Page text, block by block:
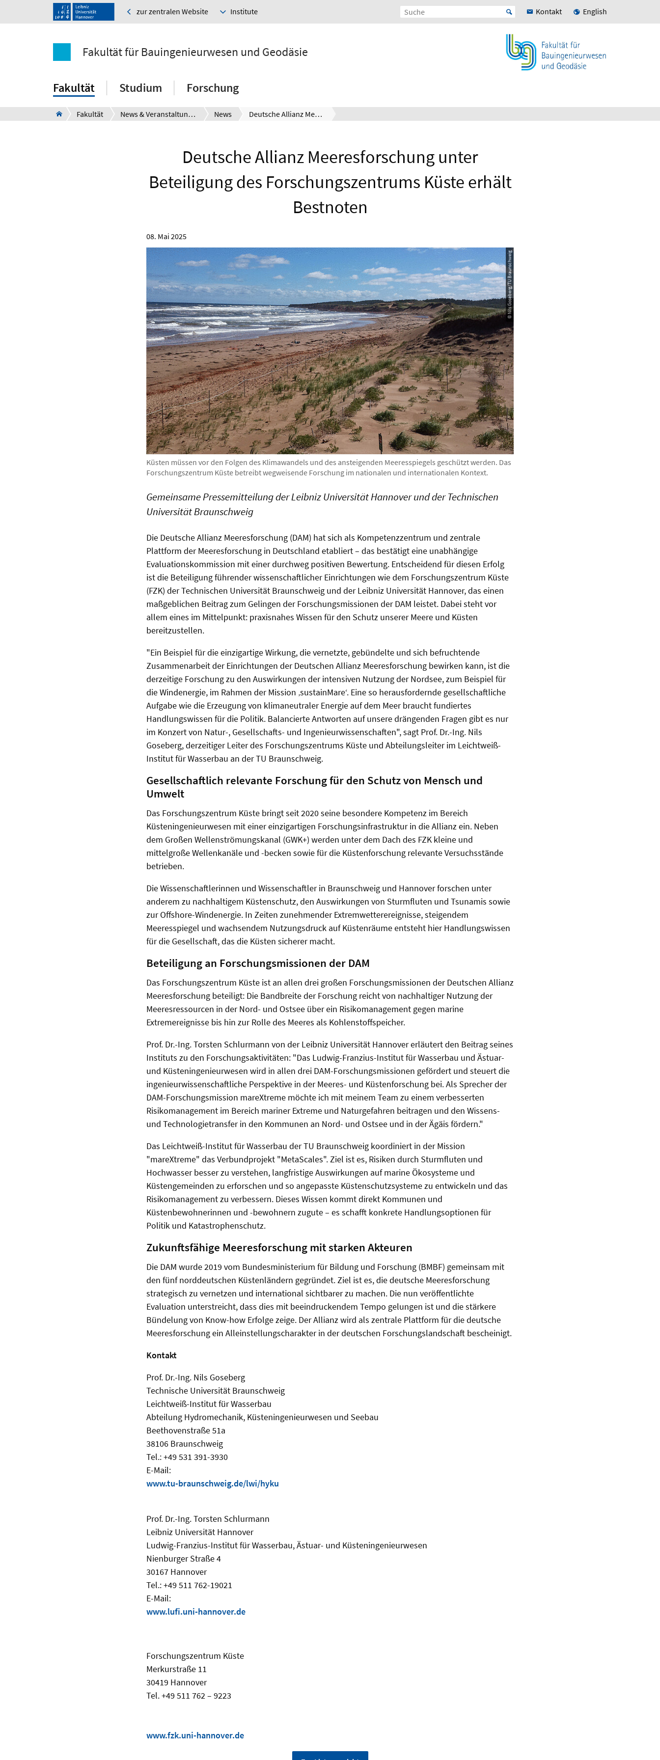
zur zentralen Website Institute Kontakt English
Fakultät für Bauingenieurwesen und Geodäsie
Fakultät Studium Forschung
Fakultät News & Veranstaltungen News Deutsche Allianz Meeresforschung unter Beteiligung des Forschungszentrums Küste erhält Bestnoten
Deutsche Allianz Meeresforschung unter
Beteiligung des Forschungszentrums Küste erhält
Bestnoten
08. Mai 2025
© Nils Goseberg/TU Braunschweig
Küsten müssen vor den Folgen des Klimawandels und des ansteigenden Meeresspiegels geschützt werden. Das
Forschungszentrum Küste betreibt wegweisende Forschung im nationalen und internationalen Kontext.
Gemeinsame Pressemitteilung der Leibniz Universität Hannover und der Technischen
Universität Braunschweig
Die Deutsche Allianz Meeresforschung (DAM) hat sich als Kompetenzzentrum und zentrale
Plattform der Meeresforschung in Deutschland etabliert – das bestätigt eine unabhängige
Evaluationskommission mit einer durchweg positiven Bewertung. Entscheidend für diesen Erfolg
ist die Beteiligung führender wissenschaftlicher Einrichtungen wie dem Forschungszentrum Küste
(FZK) der Technischen Universität Braunschweig und der Leibniz Universität Hannover, das einen
maßgeblichen Beitrag zum Gelingen der Forschungsmissionen der DAM leistet. Dabei steht vor
allem eines im Mittelpunkt: praxisnahes Wissen für den Schutz unserer Meere und Küsten
bereitzustellen.
"Ein Beispiel für die einzigartige Wirkung, die vernetzte, gebündelte und sich befruchtende
Zusammenarbeit der Einrichtungen der Deutschen Allianz Meeresforschung bewirken kann, ist die
derzeitige Forschung zu den Auswirkungen der intensiven Nutzung der Nordsee, zum Beispiel für
die Windenergie, im Rahmen der Mission ‚sustainMare‘. Eine so herausfordernde gesellschaftliche
Aufgabe wie die Erzeugung von klimaneutraler Energie auf dem Meer braucht fundiertes
Handlungswissen für die Politik. Balancierte Antworten auf unsere drängenden Fragen gibt es nur
im Konzert von Natur-, Gesellschafts- und Ingenieurwissenschaften", sagt Prof. Dr.-Ing. Nils
Goseberg, derzeitiger Leiter des Forschungszentrums Küste und Abteilungsleiter im Leichtweiß-
Institut für Wasserbau an der TU Braunschweig.
Gesellschaftlich relevante Forschung für den Schutz von Mensch und
Umwelt
Das Forschungszentrum Küste bringt seit 2020 seine besondere Kompetenz im Bereich
Küsteningenieurwesen mit einer einzigartigen Forschungsinfrastruktur in die Allianz ein. Neben
dem Großen Wellenströmungskanal (GWK+) werden unter dem Dach des FZK kleine und
mittelgroße Wellenkanäle und -becken sowie für die Küstenforschung relevante Versuchsstände
betrieben.
Die Wissenschaftlerinnen und Wissenschaftler in Braunschweig und Hannover forschen unter
anderem zu nachhaltigem Küstenschutz, den Auswirkungen von Sturmfluten und Tsunamis sowie
zur Offshore-Windenergie. In Zeiten zunehmender Extremwetterereignisse, steigendem
Meeresspiegel und wachsendem Nutzungsdruck auf Küstenräume entsteht hier Handlungswissen
für die Gesellschaft, das die Küsten sicherer macht.
Beteiligung an Forschungsmissionen der DAM
Das Forschungszentrum Küste ist an allen drei großen Forschungsmissionen der Deutschen Allianz
Meeresforschung beteiligt: Die Bandbreite der Forschung reicht von nachhaltiger Nutzung der
Meeresressourcen in der Nord- und Ostsee über ein Risikomanagement gegen marine
Extremereignisse bis hin zur Rolle des Meeres als Kohlenstoffspeicher.
Prof. Dr.-Ing. Torsten Schlurmann von der Leibniz Universität Hannover erläutert den Beitrag seines
Instituts zu den Forschungsaktivitäten: "Das Ludwig-Franzius-Institut für Wasserbau und Ästuar-
und Küsteningenieurwesen wird in allen drei DAM-Forschungsmissionen gefördert und steuert die
ingenieurwissenschaftliche Perspektive in der Meeres- und Küstenforschung bei. Als Sprecher der
DAM-Forschungsmission mareXtreme möchte ich mit meinem Team zu einem verbesserten
Risikomanagement im Bereich mariner Extreme und Naturgefahren beitragen und den Wissens-
und Technologietransfer in den Kommunen an Nord- und Ostsee und in der Ägäis fördern."
Das Leichtweiß-Institut für Wasserbau der TU Braunschweig koordiniert in der Mission
"mareXtreme" das Verbundprojekt "MetaScales". Ziel ist es, Risiken durch Sturmfluten und
Hochwasser besser zu verstehen, langfristige Auswirkungen auf marine Ökosysteme und
Küstengemeinden zu erforschen und so angepasste Küstenschutzsysteme zu entwickeln und das
Risikomanagement zu verbessern. Dieses Wissen kommt direkt Kommunen und
Küstenbewohnerinnen und -bewohnern zugute – es schafft konkrete Handlungsoptionen für
Politik und Katastrophenschutz.
Zukunftsfähige Meeresforschung mit starken Akteuren
Die DAM wurde 2019 vom Bundesministerium für Bildung und Forschung (BMBF) gemeinsam mit
den fünf norddeutschen Küstenländern gegründet. Ziel ist es, die deutsche Meeresforschung
strategisch zu vernetzen und international sichtbarer zu machen. Die nun veröffentlichte
Evaluation unterstreicht, dass dies mit beeindruckendem Tempo gelungen ist und die stärkere
Bündelung von Know-how Erfolge zeige. Der Allianz wird als zentrale Plattform für die deutsche
Meeresforschung ein Alleinstellungscharakter in der deutschen Forschungslandschaft bescheinigt.
Kontakt
Prof. Dr.-Ing. Nils Goseberg
Technische Universität Braunschweig
Leichtweiß-Institut für Wasserbau
Abteilung Hydromechanik, Küsteningenieurwesen und Seebau
Beethovenstraße 51a
38106 Braunschweig
Tel.: +49 531 391-3930
E-Mail:
www.tu-braunschweig.de/lwi/hyku
Prof. Dr.-Ing. Torsten Schlurmann
Leibniz Universität Hannover
Ludwig-Franzius-Institut für Wasserbau, Ästuar- und Küsteningenieurwesen
Nienburger Straße 4
30167 Hannover
Tel.: +49 511 762-19021
E-Mail:
www.lufi.uni-hannover.de
Forschungszentrum Küste
Merkurstraße 11
30419 Hannover
Tel. +49 511 762 – 9223
www.fzk.uni-hannover.de